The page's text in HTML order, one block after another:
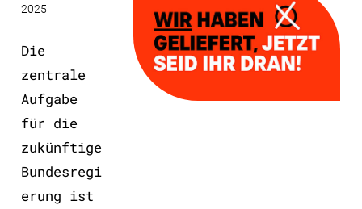
2025
Die
zentrale
Aufgabe
für die
zukünftige
Bundesregi
erung ist